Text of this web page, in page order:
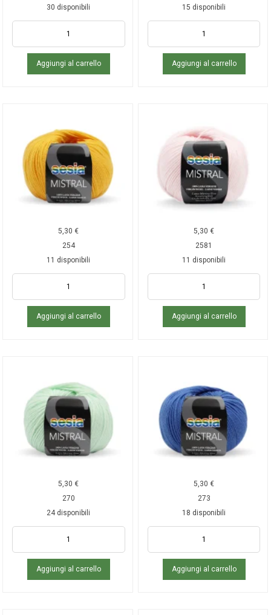
30 disponibili
Aggiungi al carrello
15 disponibili
Aggiungi al carrello
5,30€
254
11 disponibili
Aggiungi al carrello
5,30€
2581
11 disponibili
Aggiungi al carrello
5,30€
270
24 disponibili
Aggiungi al carrello
5,30€
273
18 disponibili
Aggiungi al carrello